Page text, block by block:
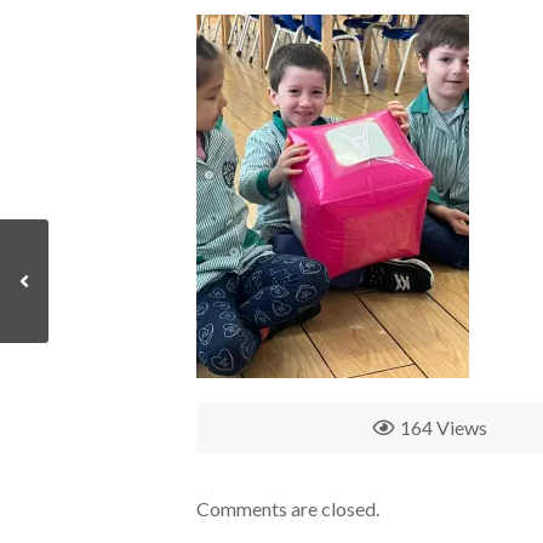
164 Views
Comments are closed.